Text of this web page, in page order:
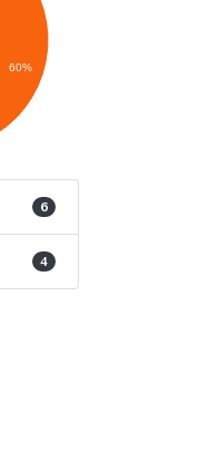
60%
6
4